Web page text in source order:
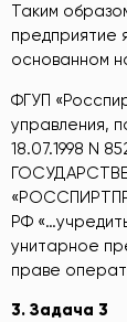
Таким
предприятие
основанном
ФГУП
управления,
18.07.1998 N
РФ
унитарное
праве
3. Задача 3